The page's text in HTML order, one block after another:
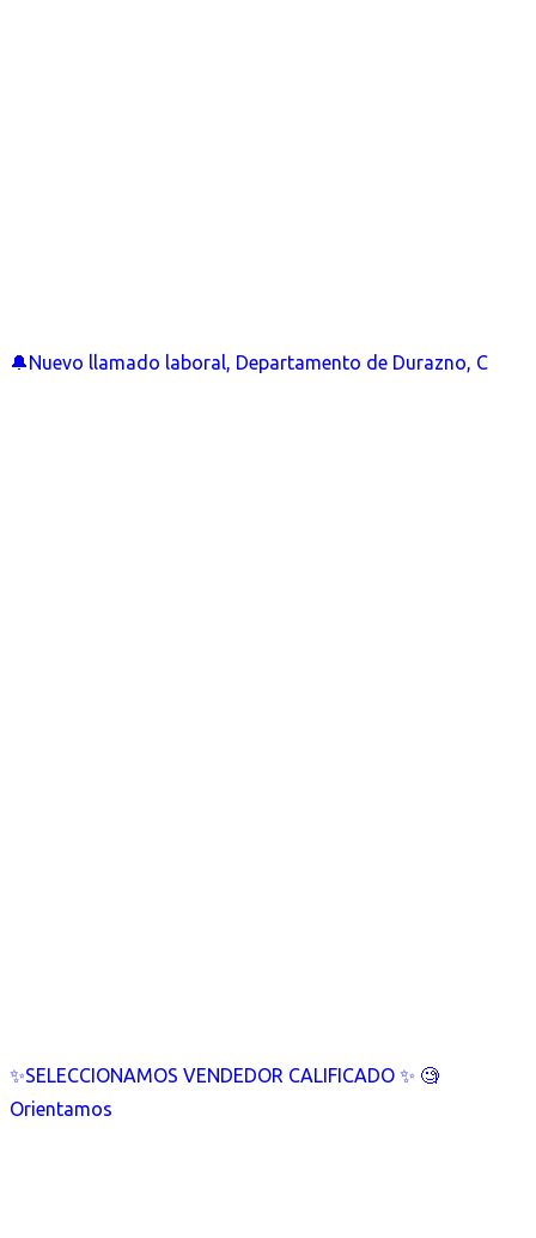
🔔Nuevo llamado laboral, Departamento de Durazno, C
✨SELECCIONAMOS VENDEDOR CALIFICADO ✨ 🧐
Orientamos